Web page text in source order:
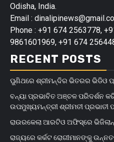
Odisha, India.
Email :
Phone : +91 674 2563778,
9861601969, +91 674
RECENT POSTS
ପୁଣିଥରେ ଶ୍ରୀମନ୍ଦିର ଭିତରର ଭିଡିଓ
ବନ୍ୟା ପ୍ରଭାବିତ ଅଞ୍ଚଳ ପରିଦର୍ଶନ
ଉପମୁଖ୍ୟମନ୍ତ୍ରୀ ଶ୍ରୀମତୀ ପ୍ରଭାତୀ
ରାଉରକେଲା ଆରଟିଓ ଅଫିସ୍‌ରେ
ରାଜ୍ୟରେ କର୍କଟ ରୋଗୀମାନଙ୍କୁ